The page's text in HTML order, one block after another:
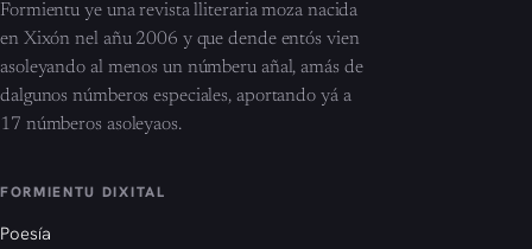
Formientu ye una revista lliteraria moza nacida
en Xixón nel añu 2006 y que dende entós vien
asoleyando al menos un númberu añal, amás de
dalgunos númberos especiales, aportando yá a
17 númberos asoleyaos.
FORMIENTU DIXITAL
Poesía